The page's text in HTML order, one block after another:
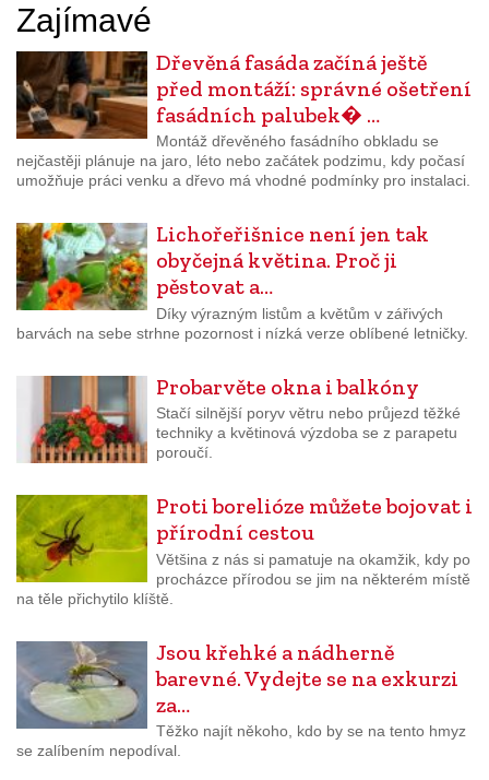
Zajímavé
Dřevěná fasáda začíná ještě
před montáží: správné ošetření
fasádních palubek� …
Montáž dřevěného fasádního obkladu se
nejčastěji plánuje na jaro, léto nebo začátek podzimu, kdy počasí
umožňuje práci venku a dřevo má vhodné podmínky pro instalaci.
Lichořeřišnice není jen tak
obyčejná květina. Proč ji
pěstovat a…
Díky výrazným listům a květům v zářivých
barvách na sebe strhne pozornost i nízká verze oblíbené letničky.
Probarvěte okna i balkóny
Stačí silnější poryv větru nebo průjezd těžké
techniky a květinová výzdoba se z parapetu
poroučí.
Proti borelióze můžete bojovat i
přírodní cestou
Většina z nás si pamatuje na okamžik, kdy po
procházce přírodou se jim na některém místě
na těle přichytilo klíště.
Jsou křehké a nádherně
barevné. Vydejte se na exkurzi
za…
Těžko najít někoho, kdo by se na tento hmyz
se zalíbením nepodíval.